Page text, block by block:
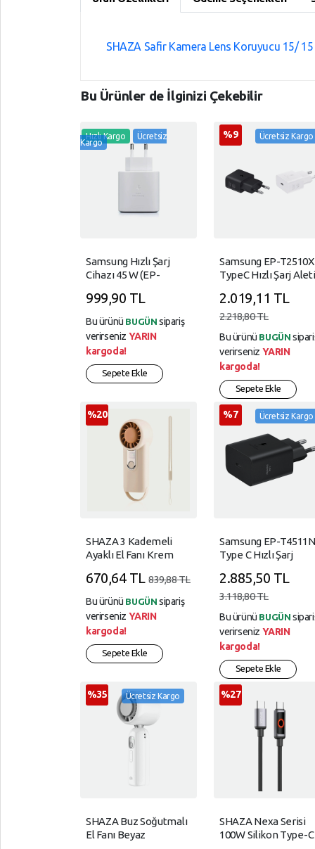
SHAZA Safir Kamera Lens Koruyucu 15/ 15
Bu Ürünler de İlginizi Çekebilir
Hızlı Kargo Ücretsiz
Kargo
Samsung Hızlı Şarj
Cihazı 45 W (EP-
(Samsung Türkiye
Garantili)
999,90 TL
Bu ürünü BUGÜN sipariş
verirseniz YARIN
kargoda!
Sepete Ekle
Ücretsiz Kargo
Samsung EP-T2510X
TypeC Hızlı Şarj Aleti
%9
2.019,11 TL
2.218,80 TL
Bu ürünü BUGÜN
verirseniz YARIN
kargoda!
Sepete Ekle
SHAZA 3 Kademeli
Ayaklı El Fanı Krem
%20
670,64 TL 839,88 TL
Bu ürünü BUGÜN sipariş
verirseniz YARIN
kargoda!
Sepete Ekle
Ücretsiz Kargo
Samsung EP-T4511N
Type C Hızlı Şarj
%7
2.885,50 TL
3.118,80 TL
Bu ürünü BUGÜN
verirseniz YARIN
kargoda!
Sepete Ekle
Ücretsiz Kargo
SHAZA Buz Soğutmalı
El Fanı Beyaz
%35
SHAZA Nexa Serisi
100W Silikon Type-C
%27